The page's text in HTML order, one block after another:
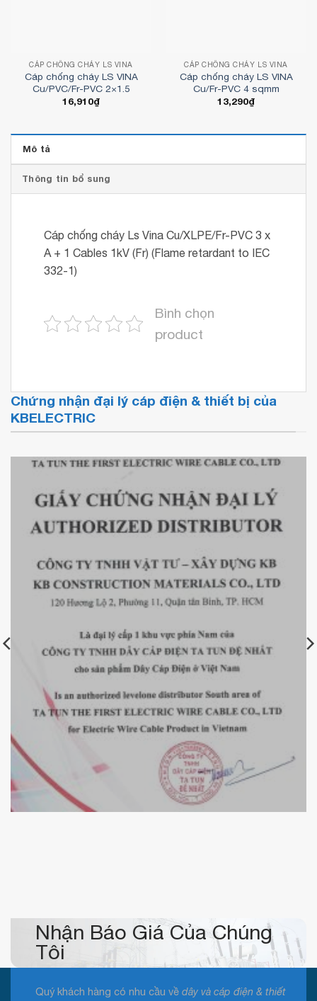
CÁP CHỐNG CHÁY LS VINA
Cáp chống cháy LS VINA
Cu/PVC/Fr-PVC 2×1.5
16,910₫
CÁP CHỐNG CHÁY LS VINA
Cáp chống cháy LS VINA
Cu/Fr-PVC 4 sqmm
13,290₫
Mô tả
Thông tin bổ sung
Cáp chống cháy Ls Vina Cu/XLPE/Fr-PVC 3 x
A + 1 Cables 1kV (Fr) (Flame retardant to IEC
332-1)
Bình chọn
product
Chứng nhận đại lý cáp điện & thiết bị của
KBELECTRIC
Chứng nhận đại lý cáp điện Tatun Đệ Nhất
Nhận Báo Giá Của Chúng
Tôi
Quý khách hàng có nhu cầu về dây và cáp điện & thiết